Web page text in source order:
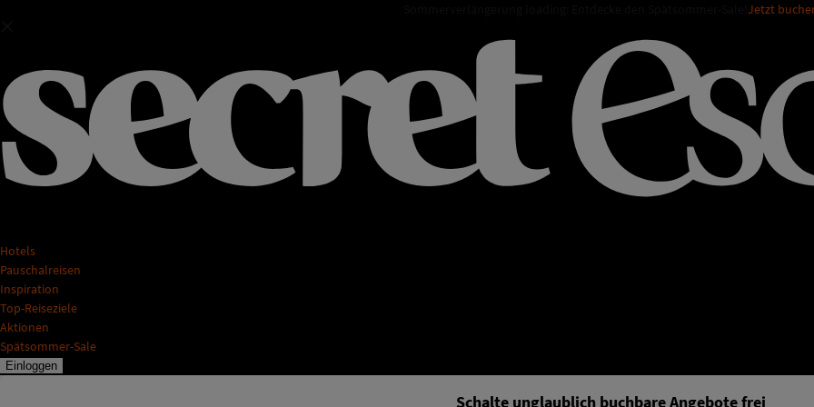
Jetzt
Hotels
Pauschalreisen
Inspiration
Top-Reiseziele
Aktionen
Spätsommer-Sale
Einloggen
Schalte unglaublich buchbare Angebote frei